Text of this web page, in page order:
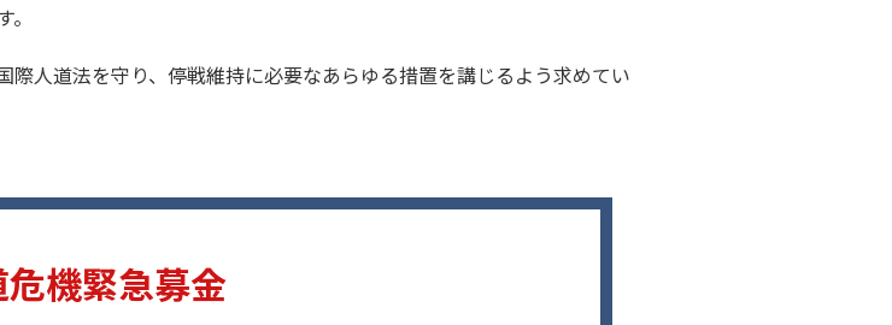
人道法を守り、停戦維持に必要なあらゆる措置を講じるよう求めてい
機緊急募金